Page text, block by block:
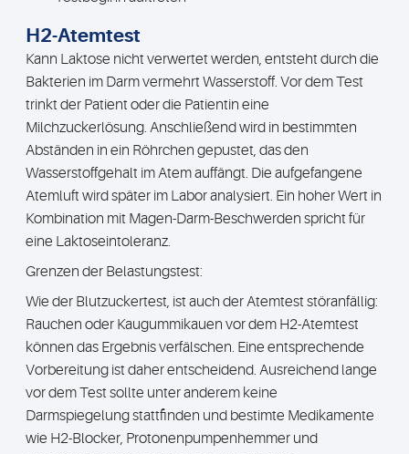
H2-Atemtest
Kann Laktose nicht verwertet werden, entsteht durch die
Bakterien im Darm vermehrt Wasserstoff. Vor dem Test
trinkt der Patient oder die Patientin eine
Milchzuckerlösung. Anschließend wird in bestimmten
Abständen in ein Röhrchen gepustet, das den
Wasserstoffgehalt im Atem auffängt. Die aufgefangene
Atemluft wird später im Labor analysiert. Ein hoher Wert in
Kombination mit Magen-Darm-Beschwerden spricht für
eine Laktoseintoleranz.
Grenzen der Belastungstest:
Wie der Blutzuckertest, ist auch der Atemtest störanfällig:
Rauchen oder Kaugummikauen vor dem H2-Atemtest
können das Ergebnis verfälschen. Eine entsprechende
Vorbereitung ist daher entscheidend. Ausreichend lange
vor dem Test sollte unter anderem keine
Darmspiegelung stattfinden und bestimte Medikamente
wie H2-Blocker, Protonenpumpenhemmer und